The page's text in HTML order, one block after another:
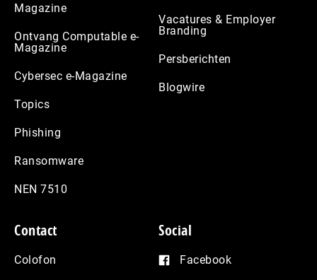
Magazine
Ontvang Computable e-
Magazine
Cybersec e-Magazine
Topics
Phishing
Ransomware
NEN 7510
Vacatures & Employer
Branding
Persberichten
Blogwire
Contact
Colofon
Social
Facebook